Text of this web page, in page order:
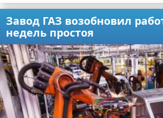
Завод ГАЗ возобновил
недель простоя